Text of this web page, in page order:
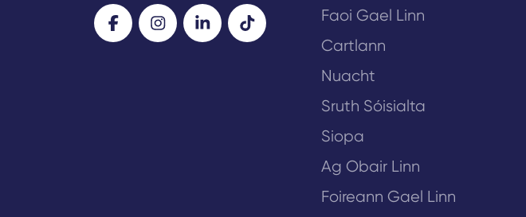
Faoi Gael Linn
Cartlann
Nuacht
Sruth Sóisialta
Siopa
Ag Obair Linn
Foireann Gael Linn